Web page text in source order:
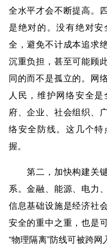
全水平才会不断提高。
是绝对的。没有绝对
全，避免不计成本追求
沉重负担，甚至可能顾
同的而不是孤立的。网
人民，维护网络安全
府、企业、社会组织、
络安全防线。这几个
握。
第二，加快构建关键
系。金融、能源、电力
信息基础设施是经济社
安全的重中之重，也是
“物理隔离”防线可被跨